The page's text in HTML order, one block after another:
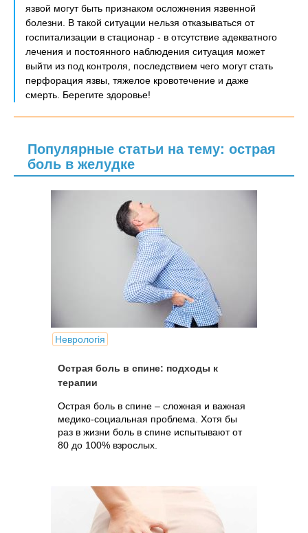
язвой могут быть признаком осложнения язвенной
болезни. В такой ситуации нельзя отказываться от
госпитализации в стационар - в отсутствие адекватного
лечения и постоянного наблюдения ситуация может
выйти из под контроля, последствием чего могут стать
перфорация язвы, тяжелое кровотечение и даже
смерть. Берегите здоровье!
Популярные статьи на тему: острая
боль в желудке
Неврологія
Острая боль в спине: подходы к
терапии
Острая боль в спине – сложная и важная
медико-социальная проблема. Хотя бы
раз в жизни боль в спине испытывают от
80 до 100% взрослых.